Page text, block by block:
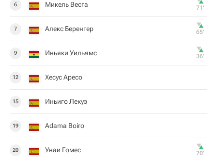
6 Микель Весга 71‎’‎
7 Алекс Беренгер 65‎’‎
9 Иньяки Уильямс 36‎’‎
12 Хесус Аресо
15 Иньиго Лекуэ
19 Adama Boiro
20 Унаи Гомес 70‎’‎